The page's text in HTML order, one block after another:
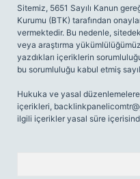
Sitemiz, 5651 Sayılı Kanun
Kurumu (BTK) tarafından
vermektedir. Bu nedenle,
veya araştırma
yazdıkları içeriklerin
bu sorumluluğu kabul etmiş
Hukuka ve yasal
içerikleri,
ilgili içerikler yasal süre